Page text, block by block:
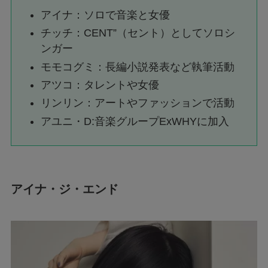
アイナ：ソロで音楽と女優
チッチ：CENT”（セント）としてソロシ
ンガー
モモコグミ：長編小説発表など執筆活動
アツコ：タレントや女優
リンリン：アートやファッションで活動
アユニ・D:音楽グループExWHYに加入
アイナ・ジ・エンド